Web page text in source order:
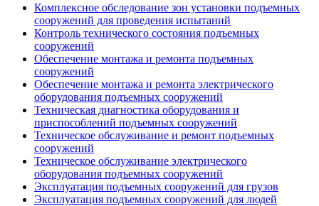
Комплексное обследование зон установки подъемных
сооружений для проведения испытаний
Контроль технического состояния подъемных
сооружений
Обеспечение монтажа и ремонта подъемных
сооружений
Обеспечение монтажа и ремонта электрического
оборудования подъемных сооружений
Техническая диагностика оборудования и
приспособлений подъемных сооружений
Техническое обслуживание и ремонт подъемных
сооружений
Техническое обслуживание электрического
оборудования подъемных сооружений
Эксплуатация подъемных сооружений для грузов
Эксплуатация подъемных сооружений для людей